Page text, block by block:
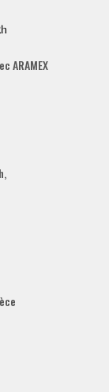
ARAMEX